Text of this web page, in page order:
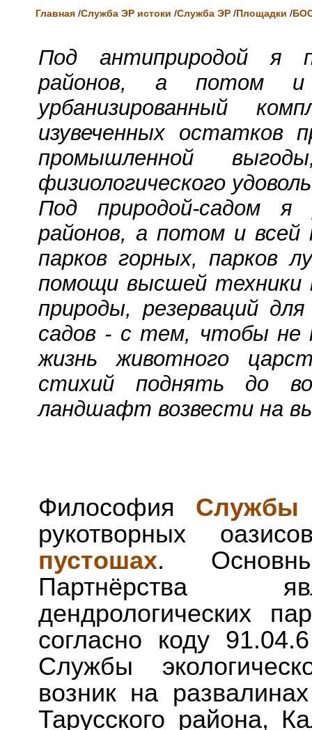
Главная /Служба ЭР истоки /Служба ЭР /Площадки /
Под антиприродой я
районов, а потом и
урбанизированный
изувеченных остатков
промышленной
физиологического
Под природой-садом я
районов, а потом и всей
парков горных, парков
помощи высшей техники
природы, резерваций
садов - с тем, чтобы не
жизнь животного
стихий поднять до
ландшафт возвести на
Философия
рукотворных
пустошах.
Партнёрства
дендрологических
согласно коду
Службы
возник на
Тарусского района,